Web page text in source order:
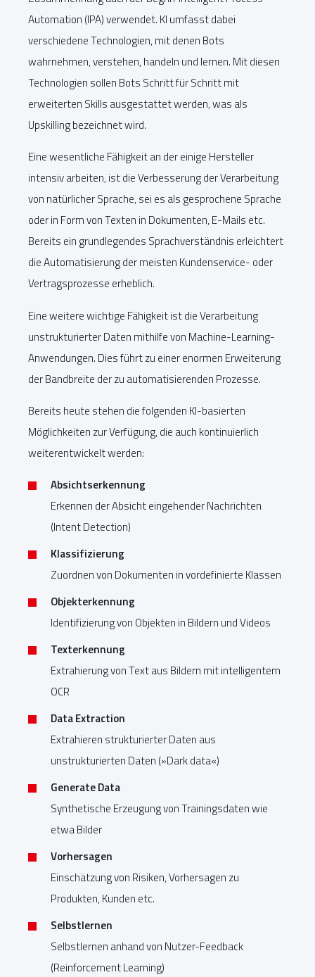
Automation (IPA) verwendet. KI umfasst dabei
verschiedene Technologien, mit denen Bots
wahrnehmen, verstehen, handeln und lernen. Mit diesen
Technologien sollen Bots Schritt für Schritt mit
erweiterten Skills ausgestattet werden, was als
Upskilling bezeichnet wird.
Eine wesentliche Fähigkeit an der einige Hersteller
intensiv arbeiten, ist die Verbesserung der Verarbeitung
von natürlicher Sprache, sei es als gesprochene Sprache
oder in Form von Texten in Dokumenten, E-Mails etc.
Bereits ein grundlegendes Sprachverständnis erleichtert
die Automatisierung der meisten Kundenservice- oder
Vertragsprozesse erheblich.
Eine weitere wichtige Fähigkeit ist die Verarbeitung
unstrukturierter Daten mithilfe von Machine-Learning-
Anwendungen. Dies führt zu einer enormen Erweiterung
der Bandbreite der zu automatisierenden Prozesse.
Bereits heute stehen die folgenden KI-basierten
Möglichkeiten zur Verfügung, die auch kontinuierlich
weiterentwickelt werden:
Absichtserkennung
Erkennen der Absicht eingehender Nachrichten
(Intent Detection)
Klassifizierung
Zuordnen von Dokumenten in vordefinierte Klassen
Objekterkennung
Identifizierung von Objekten in Bildern und Videos
Texterkennung
Extrahierung von Text aus Bildern mit intelligentem
OCR
Data Extraction
Extrahieren strukturierter Daten aus
unstrukturierten Daten (»Dark data«)
Generate Data
Synthetische Erzeugung von Trainingsdaten wie
etwa Bilder
Vorhersagen
Einschätzung von Risiken, Vorhersagen zu
Produkten, Kunden etc.
Selbstlernen
Selbstlernen anhand von Nutzer-Feedback
(Reinforcement Learning)